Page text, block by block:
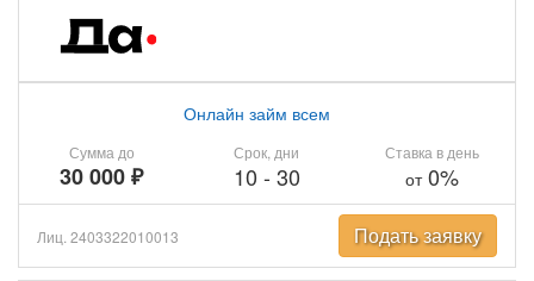
Сумма до
30 000 ₽
Онлайн займ всем
Срок, дни
10 - 30
Ставка в день
от0%
Лиц. 2403322010013 Подать заявку